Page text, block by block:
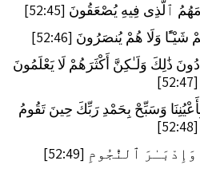
ٱلَّذِى فِيهِ يُصْعَقُونَ [52:45]
وَلَا هُمْ يُنصَرُونَ [52:46]
ذَٰلِكَ وَلَـٰكِنَّ أَكْثَرَهُمْ لَا يَعْلَمُونَ
[52:47]
وَسَبِّحْ بِحَمْدِ رَبِّكَ حِينَ تَقُومُ
[52:48]
ٱلنُّجُومِ [52:49]